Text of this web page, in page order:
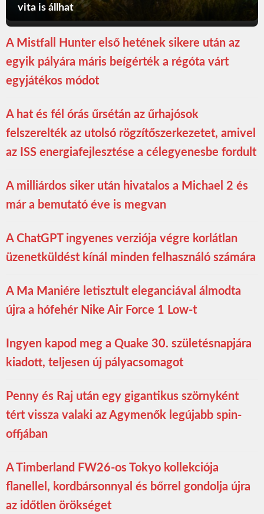
vita is állhat
A Mistfall Hunter első hetének sikere után az
egyik pályára máris beígérték a régóta várt
egyjátékos módot
A hat és fél órás űrsétán az űrhajósok
felszerelték az utolsó rögzítőszerkezetet, amivel
az ISS energiafejlesztése a célegyenesbe fordult
A milliárdos siker után hivatalos a Michael 2 és
már a bemutató éve is megvan
A ChatGPT ingyenes verziója végre korlátlan
üzenetküldést kínál minden felhasználó számára
A Ma Maniére letisztult eleganciával álmodta
újra a hófehér Nike Air Force 1 Low-t
Ingyen kapod meg a Quake 30. születésnapjára
kiadott, teljesen új pályacsomagot
Penny és Raj után egy gigantikus szörnyként
tért vissza valaki az Agymenők legújabb spin-
offjában
A Timberland FW26-os Tokyo kollekciója
flanellel, kordbársonnyal és bőrrel gondolja újra
az időtlen örökséget